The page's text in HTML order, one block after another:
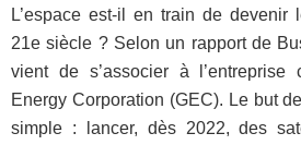
L’espace est-il en train de
21e siècle ? Selon un rapport de
vient de s’associer à l’entreprise
Energy Corporation (GEC). Le but
simple : lancer, dès 2022, des